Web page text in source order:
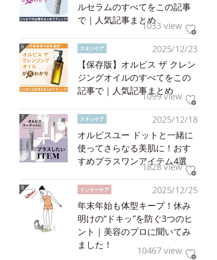
ルセラムのすべてをこの記事
で｜人気記事まとめ1033 view
2025/12/23
スキンケア
【保存版】オルビス ザ クレン
ジングオイルのすべてをこの
記事で｜人気記事まとめ
1099 view
2025/12/18
スキンケア
オルビスユー ドットと一緒に
使ってさらなる美肌に！おす
すめプラスワンアイテム4選
1828 view
2025/12/25
インナーケア
年末年始も体型キープ！休み
明けの“ドキッ”を防ぐ3つのヒ
ント｜美容のプロに聞いてみ
ました！
10467 view